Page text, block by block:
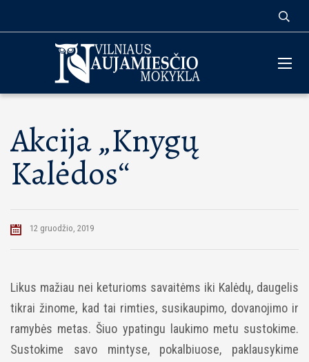
Akcija „Knygų
Kalėdos“
12 gruodžio, 2019
Likus mažiau nei keturioms savaitėms iki Kalėdų, daugelis
tikrai žinome, kad tai rimties, susikaupimo, dovanojimo ir
ramybės metas. Šiuo ypatingu laukimo metu sustokime.
Sustokime savo mintyse, pokalbiuose, paklausykime